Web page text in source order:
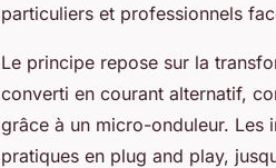
particuliers et professionnels
Le principe repose sur la
converti en courant alternatif,
grâce à un micro-onduleur. Les
pratiques en plug and play,